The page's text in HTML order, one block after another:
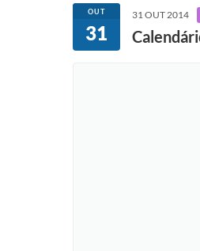
OUT
31
31 OUT 2014